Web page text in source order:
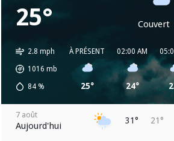
25° Couvert
2.8 mph
1016 mb
84 %
À PRÉSENT
25°
02:00 AM
24°
7 août
Aujourd'hui 31° 21°